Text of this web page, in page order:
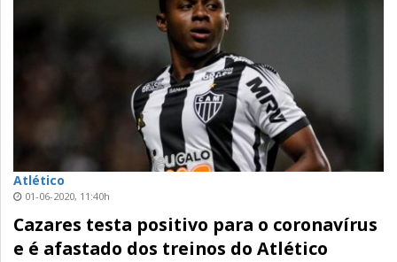
Atlético
01-06-2020, 11:40h
Cazares testa positivo para o coronavírus
e é afastado dos treinos do Atlético